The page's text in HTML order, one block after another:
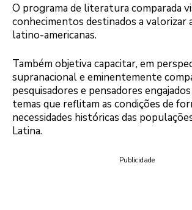
O programa de literatura comparada
conhecimentos destinados a valorizar
latino-americanas.
Também objetiva capacitar, em
supranacional e eminentemente
pesquisadores e pensadores
temas que reflitam as condições de
necessidades históricas das
Latina.
Publicidade